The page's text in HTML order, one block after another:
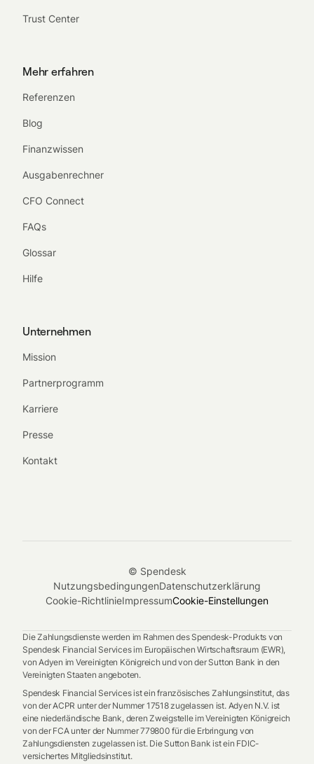
Trust Center
Mehr erfahren
Referenzen
Blog
Finanzwissen
Ausgabenrechner
CFO Connect
FAQs
Glossar
Hilfe
Unternehmen
Mission
Partnerprogramm
Karriere
Presse
Kontakt
© Spendesk
NutzungsbedingungenDatenschutzerklärung
Cookie-RichtlinieImpressumCookie-Einstellungen
Die Zahlungsdienste werden im Rahmen des Spendesk-Produkts von
Spendesk Financial Services im Europäischen Wirtschaftsraum (EWR),
von Adyen im Vereinigten Königreich und von der Sutton Bank in den
Vereinigten Staaten angeboten.
Spendesk Financial Services ist ein französisches Zahlungsinstitut, das
von der ACPR unter der Nummer 17518 zugelassen ist. Adyen N.V. ist
eine niederländische Bank, deren Zweigstelle im Vereinigten Königreich
von der FCA unter der Nummer 779800 für die Erbringung von
Zahlungsdiensten zugelassen ist. Die Sutton Bank ist ein FDIC-
versichertes Mitgliedsinstitut.